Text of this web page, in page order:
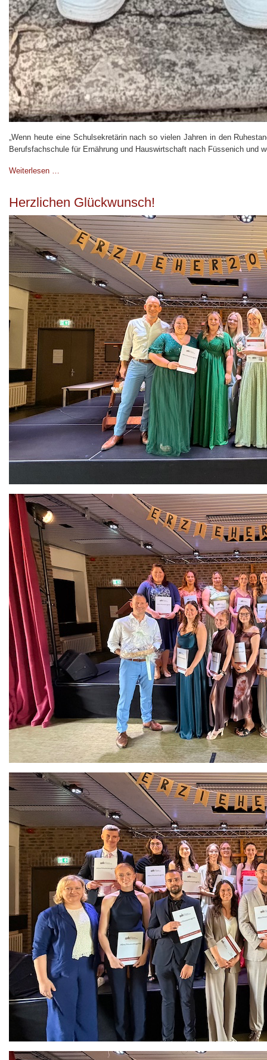
„Wenn heute eine Schulsekretärin nach so vielen Jahren in den
Berufsfachschule für Ernährung und Hauswirtschaft nach Füssenich
Weiterlesen …
Herzlichen Glückwunsch!